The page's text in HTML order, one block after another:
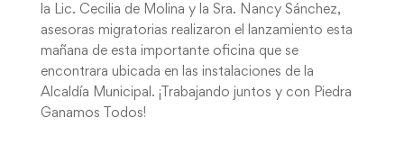
la Lic. Cecilia de Molina y la Sra. Nancy Sánchez,
asesoras migratorias realizaron el lanzamiento esta
mañana de esta importante oficina que se
encontrara ubicada en las instalaciones de la
Alcaldía Municipal. ¡Trabajando juntos y con Piedra
Ganamos Todos!